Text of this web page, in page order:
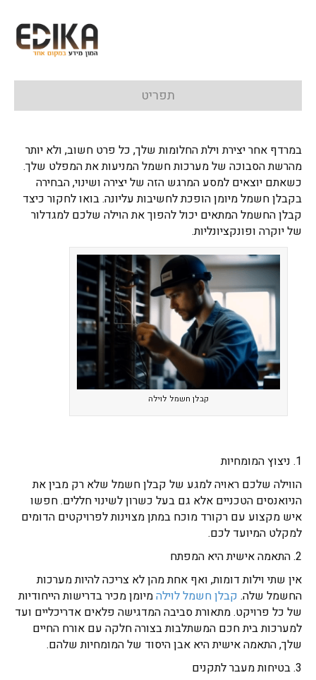
תפריט
במרדף אחר יצירת וילת החלומות שלך, כל פרט חשוב, ולא יותר
מהרשת הסבוכה של מערכות חשמל המניעות את המפלט שלך.
כשאתם יוצאים למסע המרגש הזה של יצירה ושינוי, הבחירה
בקבלן חשמל מיומן הופכת לחשיבות עליונה. בואו לחקור כיצד
קבלן החשמל המתאים יכול להפוך את הוילה שלכם למגדלור
של יוקרה ופונקציונליות.
קבלן חשמל לוילה
1. ניצוץ המומחיות
הווילה שלכם ראויה למגע של קבלן חשמל שלא רק מבין את
הניואנסים הטכניים אלא גם בעל כשרון לשינוי חללים. חפשו
איש מקצוע עם רקורד מוכח במתן מצוינות לפרויקטים הדומים
למקלט המיועד לכם.
2. התאמה אישית היא המפתח
אין שתי וילות דומות, ואף אחת מהן לא צריכה להיות מערכות
החשמל שלה. קבלן חשמל לוילהמיומן מכיר בדרישות הייחודיות
של כל פרויקט. מתאורת סביבה המדגישה פלאים אדריכליים ועד
למערכות בית חכם המשתלבות בצורה חלקה עם אורח החיים
שלך, התאמה אישית היא אבן היסוד של המומחיות שלהם.
3. בטיחות מעבר לתקנים